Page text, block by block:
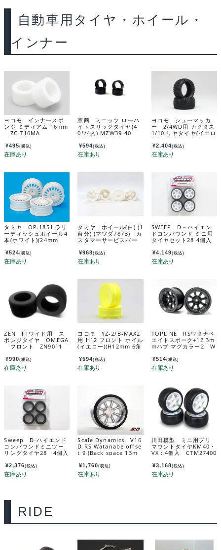
自動車用タイヤ・ホイール・
インナー
ヨコモ インナースポ
ンジ ミディアム 16mm
ZC-T16MA
¥495(税込)
京商 ミニッツ ローハ
イトスリックタイヤ(4
0°/4入) MZW39-40
¥594(税込)
ヨコモ シューマッカ
ー 2/4WD用 カクタス
1/10 リヤタイヤ(イエロ
¥2,404(税込)
タミヤ OP.1851 ラリ
ーディッシュホイール4
本(ホワイト)(24mm
51
¥524(税込)
タミヤ ホイール(白) (1
台分) (マツダ787B) カ
スタマーサービスパー
¥968(税込)
SWEEP D－ハイエン
ドコンパウンド ミニ用
タイヤセット28 4個入
ホイール）接着済 D-
MN28PGW
¥4,149(税込)
ZEN F1ワイド用 ス
ポンジタイヤ OMEGA
フロント ZN9011
¥990(税込)
ヨコモ YZ-2/B-MAX2
用 H12 フロント ホイル
(イエロー)(H12mm 6角
¥594(税込)
TOPLINE RSワタナベ
エイトスポーク+12 3m
mハブ マグカラー2 W
¥514(税込)
Sweep D-ハイエンド
コンパウンドミニツー
リングタイヤ28 4個入
28
¥2,376(税込)
Scale Dynamics V16
D RS Watanabe offse
t 9 (Back space 13m
10151
¥1,760(税込)
川田模型 ミニ用プリ
マウントタイヤKM40・
VX：4個入 CTM27400
¥3,168(税込)
RIDE